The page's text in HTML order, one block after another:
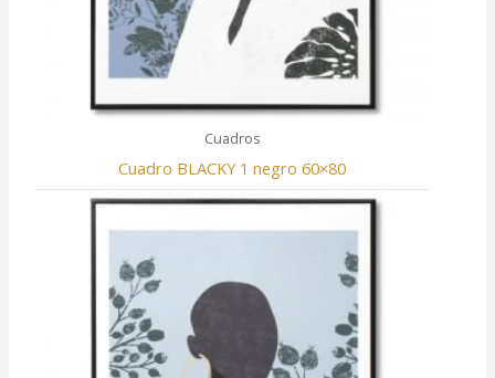
Cuadros
Cuadro BLACKY 1 negro 60×80